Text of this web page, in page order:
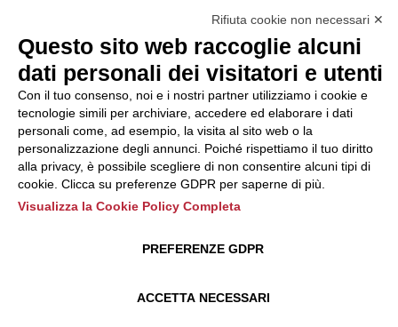
Rifiuta cookie non necessari ✕
Questo sito web raccoglie alcuni
dati personali dei visitatori e utenti
Con il tuo consenso, noi e i nostri partner utilizziamo i cookie e
tecnologie simili per archiviare, accedere ed elaborare i dati
personali come, ad esempio, la visita al sito web o la
personalizzazione degli annunci. Poiché rispettiamo il tuo diritto
alla privacy, è possibile scegliere di non consentire alcuni tipi di
cookie. Clicca su preferenze GDPR per saperne di più.
Visualizza la Cookie Policy Completa
ACCETTA NECESSARI
PREFERENZE GDPR